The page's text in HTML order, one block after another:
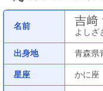
名前 吉﨑
よしざ
出身地 青森県
星座 かに座